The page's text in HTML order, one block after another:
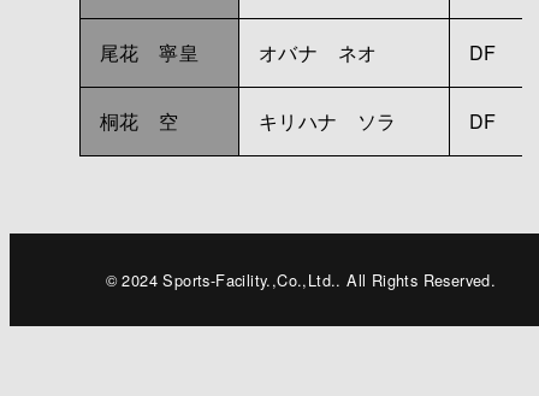
尾花 寧皇 オバナ ネオ DF
桐花 空 キリハナ ソラ DF
© 2024 Sports-Facility.,Co.,Ltd.. All Rights Reserved.